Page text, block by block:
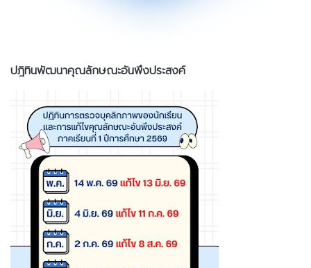
ปฎิทินพัฒนาคุณลักษณะอันพึงประสงค์